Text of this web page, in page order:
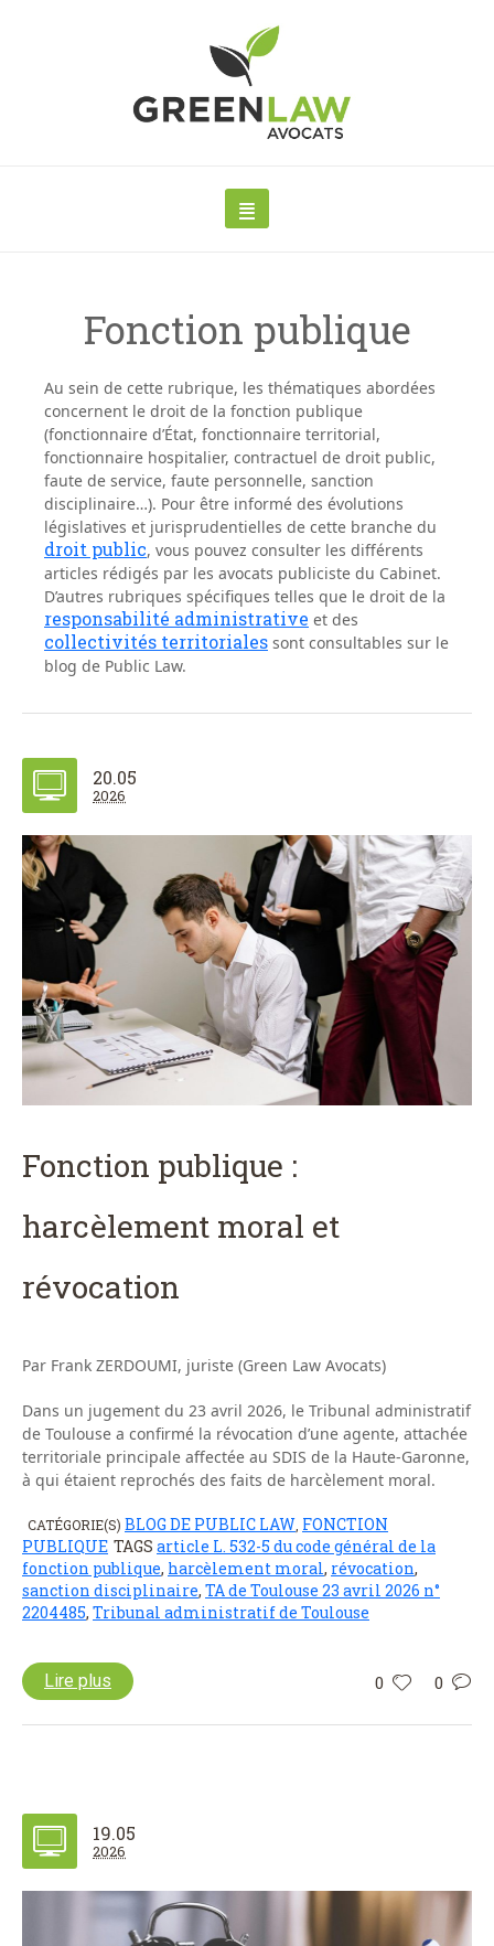
Fonction publique
Au sein de cette rubrique, les thématiques abordées
concernent le droit de la fonction publique
(fonctionnaire d’État, fonctionnaire territorial,
fonctionnaire hospitalier, contractuel de droit public,
faute de service, faute personnelle, sanction
disciplinaire…). Pour être informé des évolutions
législatives et jurisprudentielles de cette branche du
droit public, vous pouvez consulter les différents
articles rédigés par les avocats publiciste du Cabinet.
D’autres rubriques spécifiques telles que le droit de la
responsabilité administrative et des
collectivités territoriales sont consultables sur le
blog de Public Law.
20.05
2026
Fonction publique :
harcèlement moral et
révocation
Par Frank ZERDOUMI, juriste (Green Law Avocats)
Dans un jugement du 23 avril 2026, le Tribunal administratif
de Toulouse a confirmé la révocation d’une agente, attachée
territoriale principale affectée au SDIS de la Haute-Garonne,
à qui étaient reprochés des faits de harcèlement moral.
CATÉGORIE(S) BLOG DE PUBLIC LAW FONCTION
PUBLIQUE TAGS article L. 532-5 du code général de la
fonction publique, harcèlement moral, révocation,
sanction disciplinaire, TA de Toulouse 23 avril 2026 n°
2204485, Tribunal administratif de Toulouse
0 0
Lire plus
19.05
2026